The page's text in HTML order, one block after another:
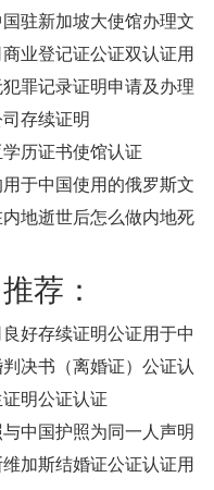
手续事宜之用
驻新加坡大使馆办理文
？
业登记证公证双认证用
年检之用
罪记录证明申请及办理
骤
存续证明
怎么办理使馆公证
历证书使馆认证
于中国使用的俄罗斯文
清单
地逝世后怎么做内地死
荐：
好存续证明公证用于中
要怎么办理公证认证？
决书（离婚证）公证认
明公证认证
中国护照为同一人声明
加斯结婚证公证认证用